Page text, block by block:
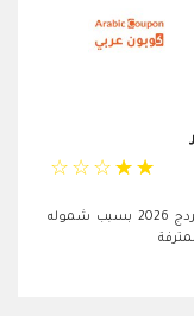
☆ ☆ ☆ ☆ ☆
اقتربت القطع الفخمة منكم اكثر مع كوبون سلفردج 2026 بسبب شموله